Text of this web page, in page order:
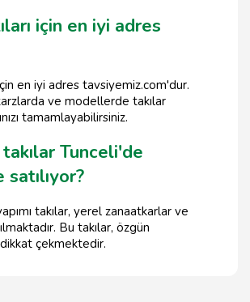
için en iyi adres
için en iyi adres tavsiyemiz.com'dur.
ve modellerde takılar
tamamlayabilirsiniz.
takılar Tunceli'de
takılar, yerel zanaatkarlar ve
Bu takılar, özgün
çekmektedir.